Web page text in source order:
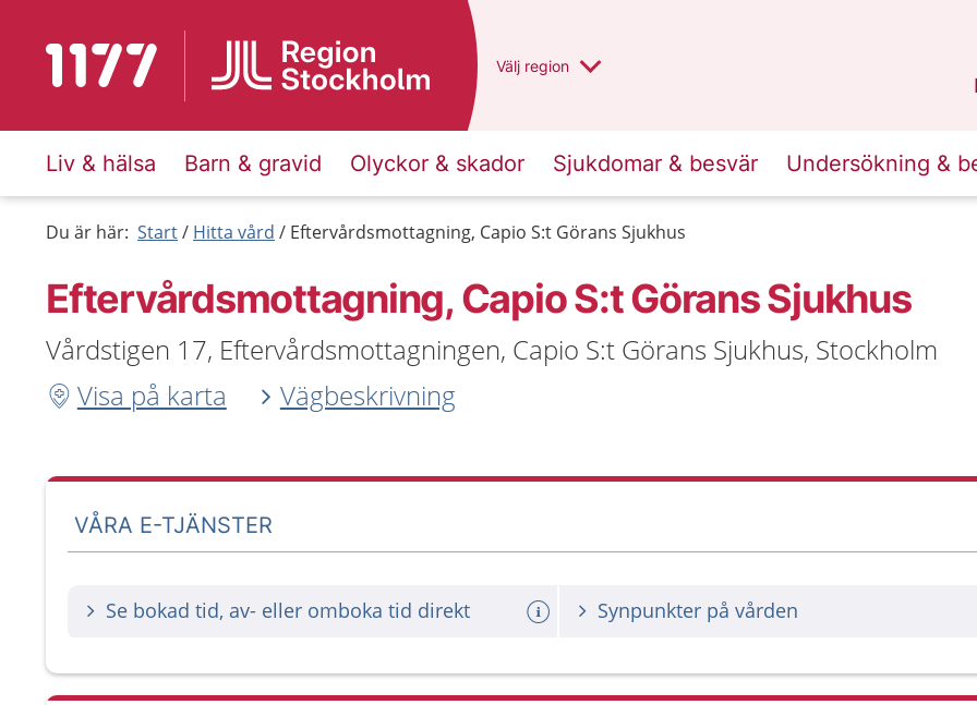
Till startsidan för 1177 Du har valt region
Välj en annan
region
Liv & hälsa Barn & gravid Olyckor & skador Sjukdomar & besvär Undersökning &
Du är här: Start Hitta vård Eftervårdsmottagning, Capio S:t Görans Sjukhus
Eftervårdsmottagning, Capio S:t Görans Sjukhus
Vårdstigen 17, Eftervårdsmottagningen, Capio S:t Görans Sjukhus, Stockholm
Visa på karta
Vägbeskrivning
VÅRA E-TJÄNSTER
Se bokad tid, av- eller omboka tid direkt Synpunkter på vården